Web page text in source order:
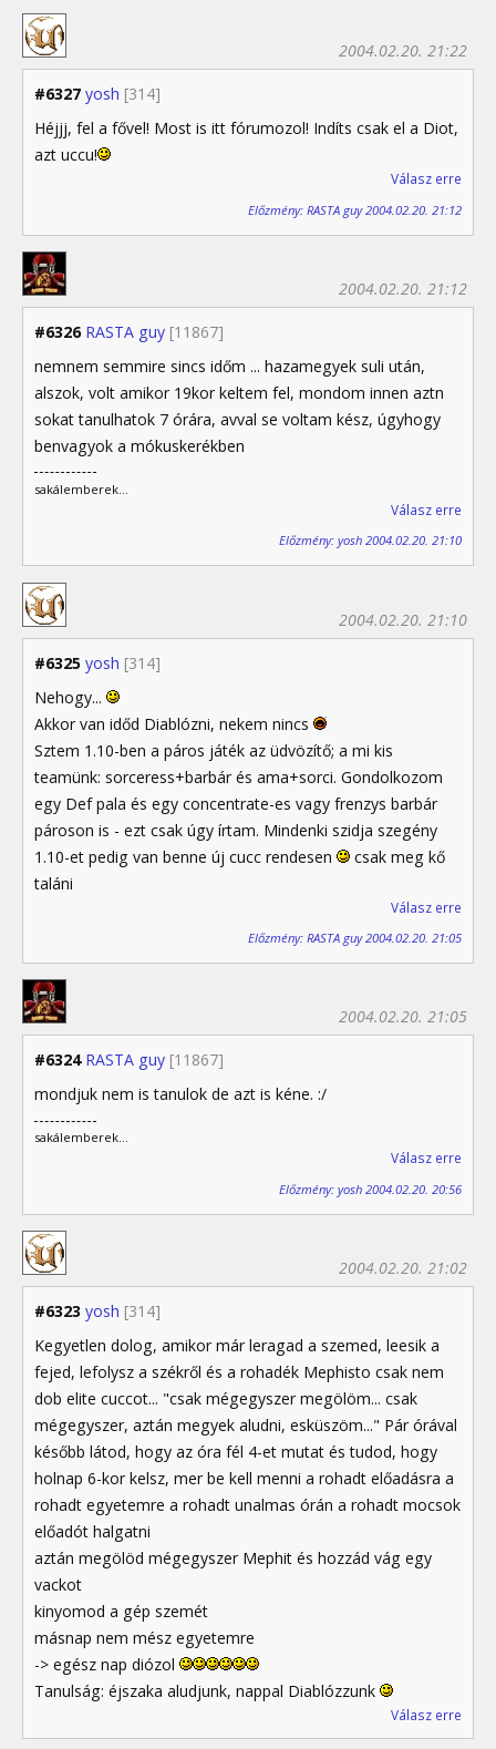
#6327 yosh [314]
2004.02.20. 21:22
Héjjj, fel a fővel! Most is itt fórumozol! Indíts csak el a Diot,
azt uccu!
Válasz erre
Előzmény: RASTA guy 2004.02.20. 21:12
#6326 RASTA guy [11867]
2004.02.20. 21:12
nemnem semmire sincs időm ... hazamegyek suli után,
alszok, volt amikor 19kor keltem fel, mondom innen aztn
sokat tanulhatok 7 órára, avval se voltam kész, úgyhogy
benvagyok a mókuskerékben
sakálemberek...
Válasz erre
Előzmény: yosh 2004.02.20. 21:10
#6325 yosh [314]
2004.02.20. 21:10
Nehogy...
Akkor van időd Diablózni, nekem nincs
Sztem 1.10-ben a páros játék az üdvözítő; a mi kis
teamünk: sorceress+barbár és ama+sorci. Gondolkozom
egy Def pala és egy concentrate-es vagy frenzys barbár
pároson is - ezt csak úgy írtam. Mindenki szidja szegény
1.10-et pedig van benne új cucc rendesen
csak meg kő
taláni
Válasz erre
Előzmény: RASTA guy 2004.02.20. 21:05
#6324 RASTA guy [11867]
2004.02.20. 21:05
mondjuk nem is tanulok de azt is kéne. :/
sakálemberek...
Válasz erre
Előzmény: yosh 2004.02.20. 20:56
#6323 yosh [314]
2004.02.20. 21:02
Kegyetlen dolog, amikor már leragad a szemed, leesik a
fejed, lefolysz a székről és a rohadék Mephisto csak nem
dob elite cuccot... "csak mégegyszer megölöm... csak
mégegyszer, aztán megyek aludni, esküszöm..." Pár órával
később látod, hogy az óra fél 4-et mutat és tudod, hogy
holnap 6-kor kelsz, mer be kell menni a rohadt előadásra a
rohadt egyetemre a rohadt unalmas órán a rohadt mocsok
előadót halgatni
aztán megölöd mégegyszer Mephit és hozzád vág egy
vackot
kinyomod a gép szemét
másnap nem mész egyetemre
-> egész nap diózol
Tanulság: éjszaka aludjunk, nappal Diablózzunk
Válasz erre